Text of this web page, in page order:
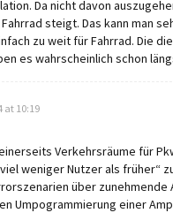
Da nicht davon
steigt. Das kann man
zu weit für Fahrrad. Die
es wahrscheinlich schon
at 10:19
Verkehrsräume für
weniger Nutzer als früher“
über zunehmende
Umpogrammierung einer